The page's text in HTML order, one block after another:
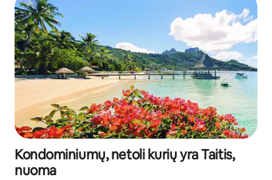
Kondominiumų, netoli kurių yra Taitis,
nuoma